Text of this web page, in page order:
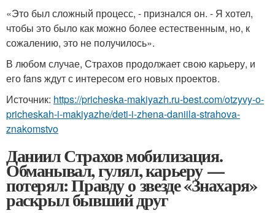
«Это был сложный процесс, - признался он. - Я хотел,
чтобы это было как можно более естественным, но, к
сожалению, это не получилось».
В любом случае, Страхов продолжает свою карьеру, и
его fans ждут с интересом его новых проектов.
Источник: https://pricheska-makiyazh.ru-best.com/otzyvy-o-
pricheskah-i-makiyazhe/deti-i-zhena-daniila-strahova-
znakomstvo
Даниил Страхов мобилизация.
Обманывал, гулял, карьеру —
потерял: Правду о звезде «Знахаря»
раскрыл бывший друг